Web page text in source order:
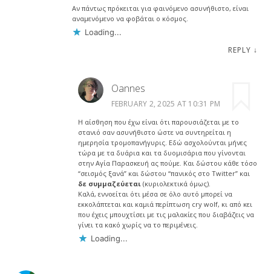
Αν πάντως πρόκειται για φαινόμενο ασυνήθιστο, είναι
αναμενόμενο να φοβάται ο κόσμος.
Loading...
REPLY ↓
Oannes
FEBRUARY 2, 2025 AT 10:31 PM
Η αίσθηση που έχω είναι ότι παρουσιάζεται με το
στανιό σαν ασυνήθιστο ώστε να συντηρείται η
ημερησία τρομοπανήγυρις. Εδώ ασχολούνται μήνες
τώρα με τα δυάρια και τα δυομισάρια που γίνονται
στην Αγία Παρασκευή ας πούμε. Και δώστου κάθε τόσο
“σεισμός ξανά” και δώστου “πανικός στο Twitter” και
δε συμμαζεύεται(κυριολεκτικά όμως).
Καλά, εννοείται ότι μέσα σε όλο αυτό μπορεί να
εκκολάπτεται και καμιά περίπτωση cry wolf, κι από κει
που έχεις μπουχτίσει με τις μαλακίες που διαβάζεις να
γίνει τα κακό χωρίς να το περιμένεις.
Loading...